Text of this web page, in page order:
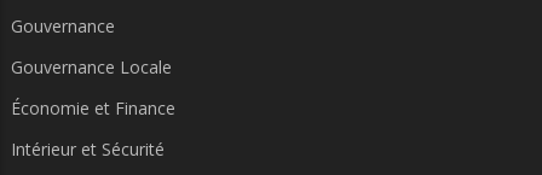
Gouvernance
Gouvernance Locale
Économie et Finance
Intérieur et Sécurité